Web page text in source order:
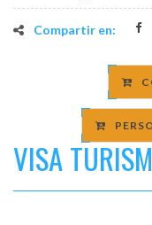
Compartir en:
VISA